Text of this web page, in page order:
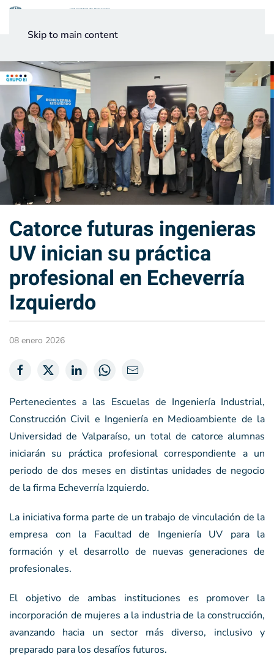
Skip to main content
Catorce futuras ingenieras
UV inician su práctica
profesional en Echeverría
Izquierdo
08 enero 2026
Pertenecientes a las Escuelas de Ingeniería Industrial,
Construcción Civil e Ingeniería en Medioambiente de la
Universidad de Valparaíso, un total de catorce alumnas
iniciarán su práctica profesional correspondiente a un
periodo de dos meses en distintas unidades de negocio
de la firma Echeverría Izquierdo.
La iniciativa forma parte de un trabajo de vinculación de la
empresa con la Facultad de Ingeniería UV para la
formación y el desarrollo de nuevas generaciones de
profesionales.
El objetivo de ambas instituciones es promover la
incorporación de mujeres a la industria de la construcción,
avanzando hacia un sector más diverso, inclusivo y
preparado para los desafíos futuros.